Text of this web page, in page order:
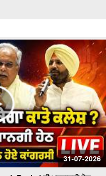
31-07-2026